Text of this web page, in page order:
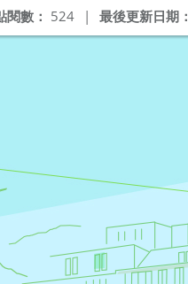
最後更新日期：
閱數： 524 |